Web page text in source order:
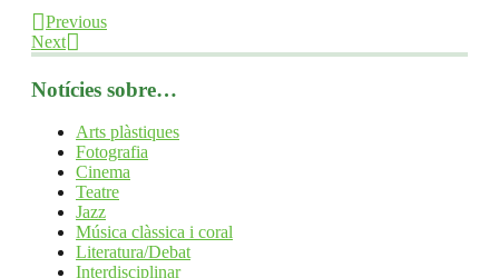
Previous
Next
Notícies sobre…
Arts plàstiques
Fotografia
Cinema
Teatre
Jazz
Música clàssica i coral
Literatura/Debat
Interdisciplinar